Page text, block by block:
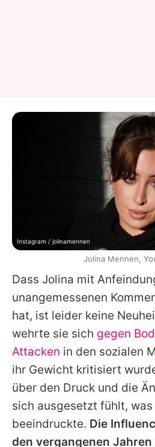
Dass Jolina mit
unangemessenen
hat, ist leider keine
wehrte sie sich gegen
Attacken in den sozialen
ihr Gewicht kritisiert
über den Druck und die
sich ausgesetzt fühlt,
beeindruckte. Die
den vergangenen
Instagram / jolinamennen
Jolina Mennen,